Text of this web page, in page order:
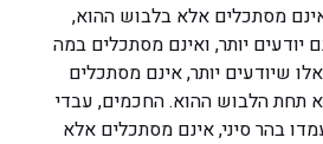
מסתכלים אלא בלבוש ההוא,
יודעים יותר, ואינם מסתכלים במה
שיודעים יותר, אינם מסתכלים
תחת הלבוש ההוא. החכמים, עבדי
בהר סיני, אינם מסתכלים אלא